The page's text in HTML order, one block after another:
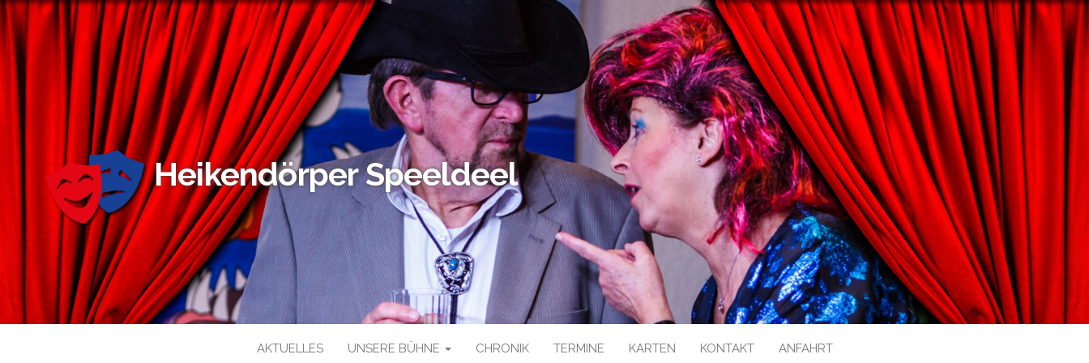
Heikendörper Speeldeel
AKTUELLES UNSERE BÜHNE CHRONIK TERMINE KARTEN KONTAKT ANFAHRT